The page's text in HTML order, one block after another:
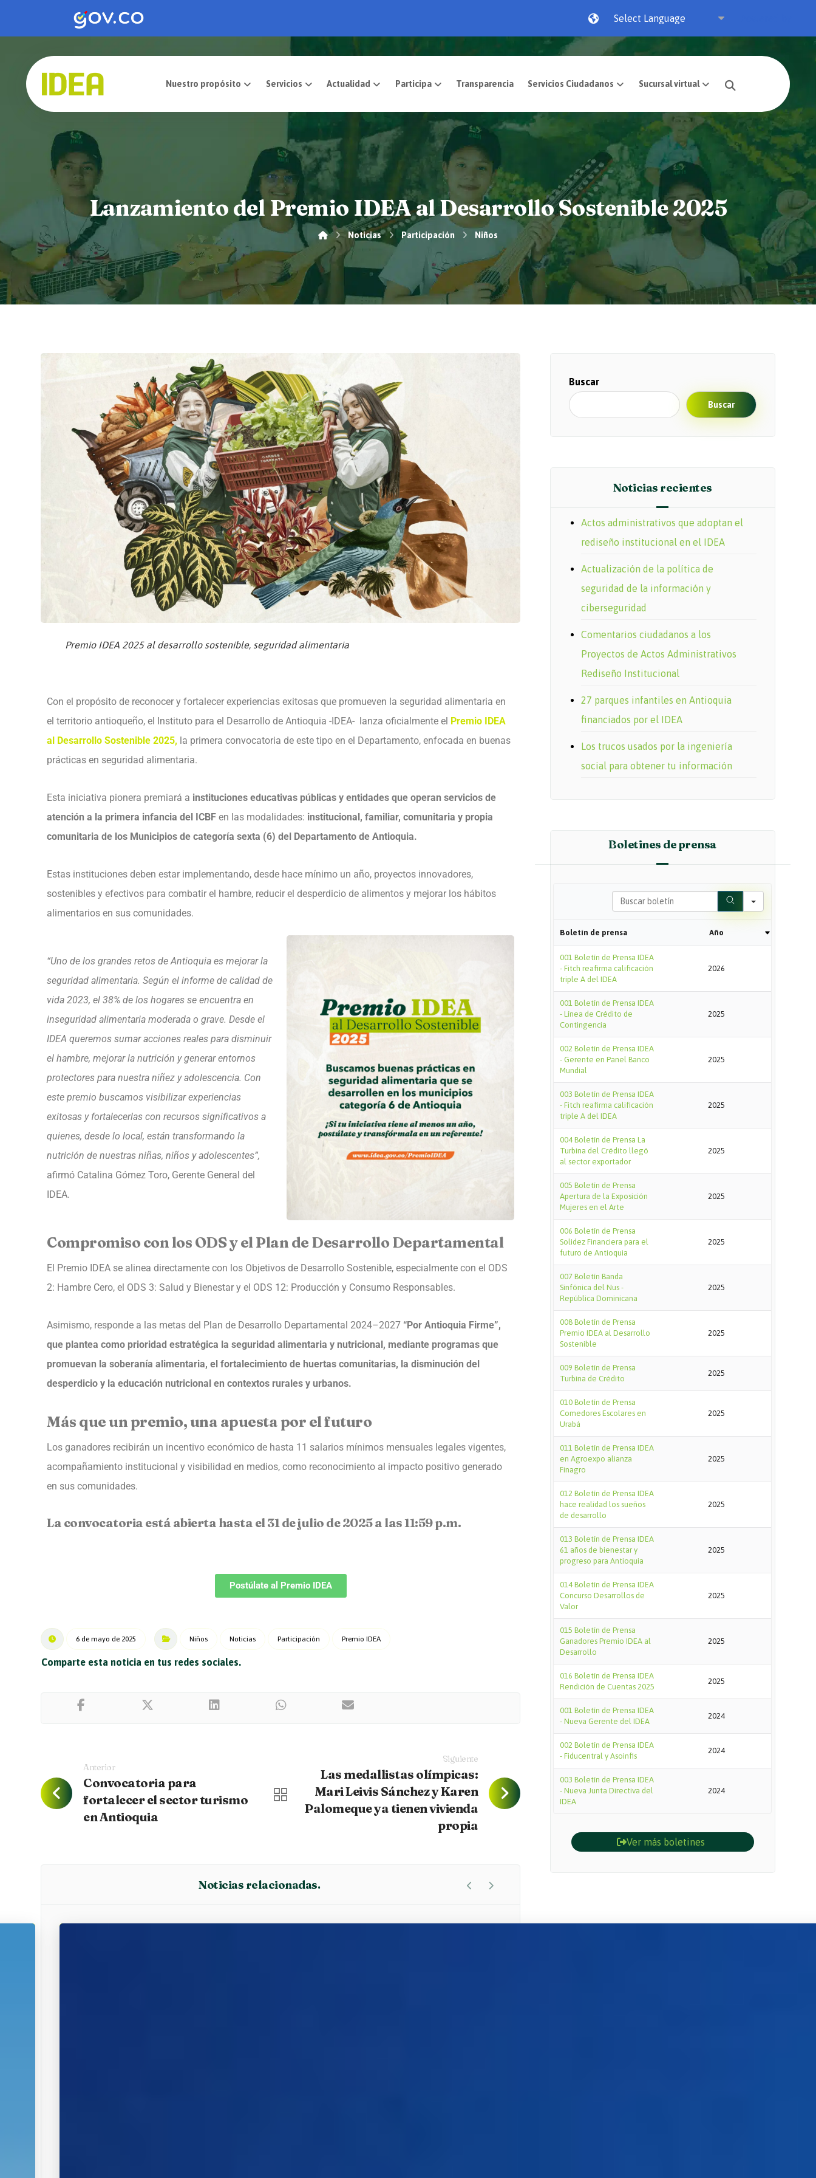
Lanzamiento del Premio IDEA al Desarrollo Sostenible 2025
Noticias Participación Niños
Premio IDEA 2025 al desarrollo sostenible, seguridad alimentaria
Con el propósito de reconocer y fortalecer experiencias exitosas que promueven la seguridad alimentaria en
el territorio antioqueño, el Instituto para el Desarrollo de Antioquia -IDEA- lanza oficialmente el Premio IDEA
al Desarrollo Sostenible 2025, la primera convocatoria de este tipo en el Departamento, enfocada en buenas
prácticas en seguridad alimentaria.
Esta iniciativa pionera premiará a instituciones educativas públicas y entidades que operan servicios de
atención a la primera infancia del ICBFen las modalidades: institucional, familiar, comunitaria y propia
comunitaria de los Municipios de categoría sexta (6) del Departamento de Antioquia.
Estas instituciones deben estar implementando, desde hace mínimo un año, proyectos innovadores,
sostenibles y efectivos para combatir el hambre, reducir el desperdicio de alimentos y mejorar los hábitos
alimentarios en sus comunidades.
“Uno de los grandes retos de Antioquia es mejorar la
seguridad alimentaria. Según el informe de calidad de
vida 2023, el 38% de los hogares se encuentra en
inseguridad alimentaria moderada o grave. Desde el
IDEA queremos sumar acciones reales para disminuir
el hambre, mejorar la nutrición y generar entornos
protectores para nuestra niñez y adolescencia. Con
este premio buscamos visibilizar experiencias
exitosas y fortalecerlas con recursos significativos a
quienes, desde lo local, están transformando la
nutrición de nuestras niñas, niños y adolescentes”,
afirmó Catalina Gómez Toro, Gerente General del
IDEA.
Compromiso con los ODS y el Plan de Desarrollo Departamental
El Premio IDEA se alinea directamente con los Objetivos de Desarrollo Sostenible, especialmente con el ODS
2: Hambre Cero, el ODS 3: Salud y Bienestar y el ODS 12: Producción y Consumo Responsables.
Asimismo, responde a las metas del Plan de Desarrollo Departamental 2024–2027 “Por Antioquia Firme”,
que plantea como prioridad estratégica la seguridad alimentaria y nutricional, mediante programas que
promuevan la soberanía alimentaria, el fortalecimiento de huertas comunitarias, la disminución del
desperdicio y la educación nutricional en contextos rurales y urbanos.
Más que un premio, una apuesta por el futuro
Los ganadores recibirán un incentivo económico de hasta 11 salarios mínimos mensuales legales vigentes,
acompañamiento institucional y visibilidad en medios, como reconocimiento al impacto positivo generado
en sus comunidades.
La convocatoria está abierta hasta el 31 de julio de 2025 a las 11:59 p.m.
Postúlate al Premio IDEA
6 de mayo de 2025 Niños Noticias Participación Premio IDEA
Anterior
Convocatoria para
fortalecer el sector turismo
en Antioquia
Siguiente
Las medallistas olímpicas:
Mari Leivis Sánchez y Karen
Palomeque ya tienen vivienda
propia
Noticias relacionadas.
Buscar
Buscar
Noticias recientes
Actos administrativos que adoptan el
rediseño institucional en el IDEA
Actualización de la política de
seguridad de la información y
ciberseguridad
Comentarios ciudadanos a los
Proyectos de Actos Administrativos
Rediseño Institucional
27 parques infantiles en Antioquia
financiados por el IDEA
Los trucos usados por la ingeniería
social para obtener tu información
Boletines de prensa
Search
Boletín de prensa Año
001 Boletín de Prensa IDEA
- Fitch reafirma calificación
triple A del IDEA
2026
001 Boletín de Prensa IDEA
- Línea de Crédito de
Contingencia
2025
002 Boletín de Prensa IDEA
- Gerente en Panel Banco
Mundial
2025
003 Boletín de Prensa IDEA
- Fitch reafirma calificación
triple A del IDEA
2025
004 Boletín de Prensa La
Turbina del Crédito llegó
al sector exportador
2025
005 Boletín de Prensa
Apertura de la Exposición
Mujeres en el Arte
2025
006 Boletín de Prensa
Solidez Financiera para el
futuro de Antioquia
2025
007 Boletín Banda
Sinfónica del Nus -
República Dominicana
2025
008 Boletín de Prensa
Premio IDEA al Desarrollo
Sostenible
2025
009 Boletín de Prensa
Turbina de Crédito
2025
010 Boletín de Prensa
Comedores Escolares en
Urabá
2025
011 Boletín de Prensa IDEA
en Agroexpo alianza
Finagro
2025
012 Boletín de Prensa IDEA
hace realidad los sueños
de desarrollo
2025
013 Boletín de Prensa IDEA
61 años de bienestar y
progreso para Antioquia
2025
014 Boletín de Prensa IDEA
Concurso Desarrollos de
Valor
2025
015 Boletín de Prensa
Ganadores Premio IDEA al
Desarrollo
2025
016 Boletín de Prensa IDEA
Rendición de Cuentas 2025
2025
001 Boletín de Prensa IDEA
- Nueva Gerente del IDEA
2024
002 Boletín de Prensa IDEA
- Fiducentral y Asoinfis
2024
003 Boletín de Prensa IDEA
- Nueva Junta Directiva del
IDEA
2024
Ver más boletines